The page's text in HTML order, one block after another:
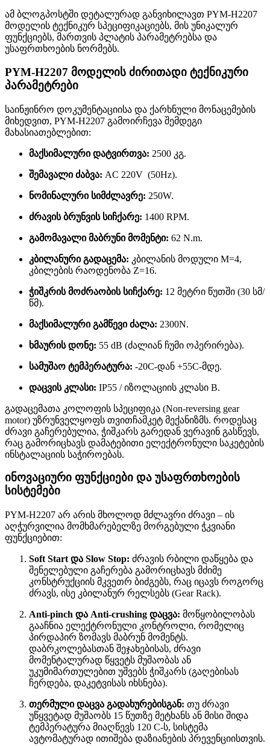
ამ ბლოგპოსტში დეტალურად განვიხილავთ PYM-H2207
მოდელის ტექნიკურ სპეციფიკაციებს, მის უნიკალურ
ფუნქციებს, მართვის პლატის პარამეტრებსა და
უსაფრთხოების ნორმებს.
PYM-H2207 მოდელის ძირითადი ტექნიკური
პარამეტრები
საინჟინრო დოკუმენტაციისა და ქარხნული მონაცემების
მიხედვით, PYM-H2207 გამოირჩევა შემდეგი
მახასიათებლებით:
მაქსიმალური დატვირთვა: 2500 კგ.
შემავალი ძაბვა: AC 220V (50Hz).
ნომინალური სიმძლავრე: 250W.
ძრავის ბრუნვის სიჩქარე: 1400 RPM.
გამომავალი მაბრუნი მომენტი: 62 N.m.
კბილანური გადაცემა: კბილანის მოდული M=4,
კბილების რაოდენობა Z=16.
ჭიშკრის მოძრაობის სიჩქარე: 12 მეტრი წუთში (30 სმ/
წმ).
მაქსიმალური გამწევი ძალა: 2300N.
ხმაურის დონე: 55 dB (ძალიან ჩუმი ოპერირება).
სამუშაო ტემპერატურა: -20C-დან +55C-მდე.
დაცვის კლასი: IP55 / იზოლაციის კლასი B.
გადაცემათა კოლოფის სპეციფიკა (Non-reversing gear
motor) უზრუნველყოფს თვითჩამკეტ მექანიზმს. როდესაც
ძრავი გაჩერებულია, ჭიშკარს გარედან ვერავინ გასწევს,
რაც გამორიცხავს დამატებითი ელექტრონული საკეტების
ინსტალაციის საჭიროებას.
ინოვაციური ფუნქციები და უსაფრთხოების
სისტემები
PYM-H2207 არ არის მხოლოდ მძლავრი ძრავი – ის
აღჭურვილია მომხმარებელზე მორგებული ჭკვიანი
ფუნქციებით:
Soft Start და Slow Stop: ძრავის რბილი დაწყება და
შენელებული გაჩერება გამორიცხავს მძიმე
კონსტრუქციის მკვეთრ ბიძგებს, რაც იცავს როგორც
ძრავს, ისე კბილანურ რელსებს (Gear Rack).
Anti-pinch და Anti-crushing დაცვა: მოწყობილობას
გააჩნია ელექტრონული კონტროლი, რომელიც
პირდაპირ ზომავს მაბრუნ მომენტს.
დაბრკოლებასთან შეჯახებისას, ძრავი
მომენტალურად წყვეტს მუშაობას ან
უკუმიმართულებით უშვებს ჭიშკარს (გაღებისას
ჩერდება, დაკეტვისას იხსნება).
თერმული დაცვა გადახურებისგან: თუ ძრავი
უწყვეტად მუშაობს 15 წუთზე მეტხანს ან მისი შიდა
ტემპერატურა მიაღწევს 120 C-ს, სისტემა
ავტომატურად ითიშება დაზიანების პრევენციისთვის.